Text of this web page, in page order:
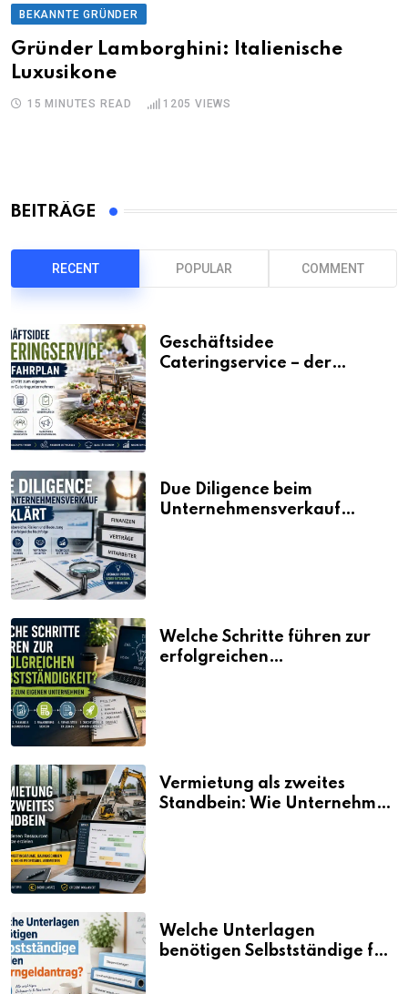
BEKANNTE GRÜNDER
Gründer Lamborghini: Italienische
Luxusikone
15 MINUTES READ 1205 VIEWS
BEITRÄGE
RECENT POPULAR COMMENT
Geschäftsidee
Cateringservice – der
Due Diligence beim
Unternehmensverkauf
Welche Schritte führen zur
erfolgreichen
Vermietung als zweites
Standbein: Wie Unternehmen
Welche Unterlagen
benötigen Selbstständige für